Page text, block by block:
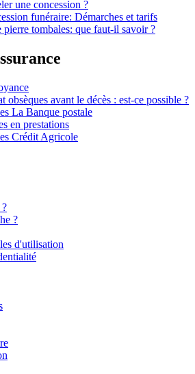
une concession ?
funéraire: Démarches et tarifs
pierre tombales: que faut-il savoir ?
obsèques avant le décès : est-ce possible ?
La Banque postale
en prestations
Crédit Agricole
?
d'utilisation